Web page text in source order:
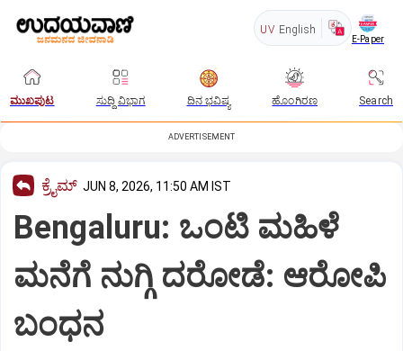
UV English
E-Paper
ಮುಖಪುಟ ಸುದ್ದಿ ವಿಭಾಗ ದಿನ ಭವಿಷ್ಯ ಹೊಂಗಿರಣ Search
ADVERTISEMENT
ಕ್ರೈಮ್ JUN 8, 2026, 11:50 AM IST
Bengaluru: ಒಂಟಿ ಮಹಿಳೆ
ಮನೆಗೆ ನುಗ್ಗಿ ದರೋಡೆ: ಆರೋಪಿ
ಬಂಧನ